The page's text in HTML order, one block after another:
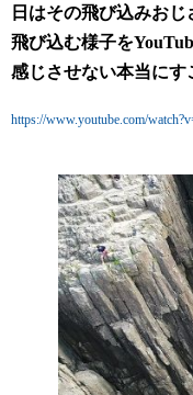
日はその飛び込みお
飛び込む様子を
感じさせない本当にす
https://www.youtube.com/